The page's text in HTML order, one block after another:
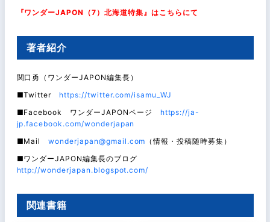
『ワンダーJAPON（7）北海道特集』はこちらにて
著者紹介
関口勇（ワンダーJAPON編集長）
■Twitter https://twitter.com/isamu_WJ
■Facebook ワンダーJAPONページ https://ja-
jp.facebook.com/wonderjapan
■Mailwonderjapan@gmail.com （情報・投稿随時募集）
■ワンダーJAPON編集長のブログ
http://wonderjapan.blogspot.com/
関連書籍